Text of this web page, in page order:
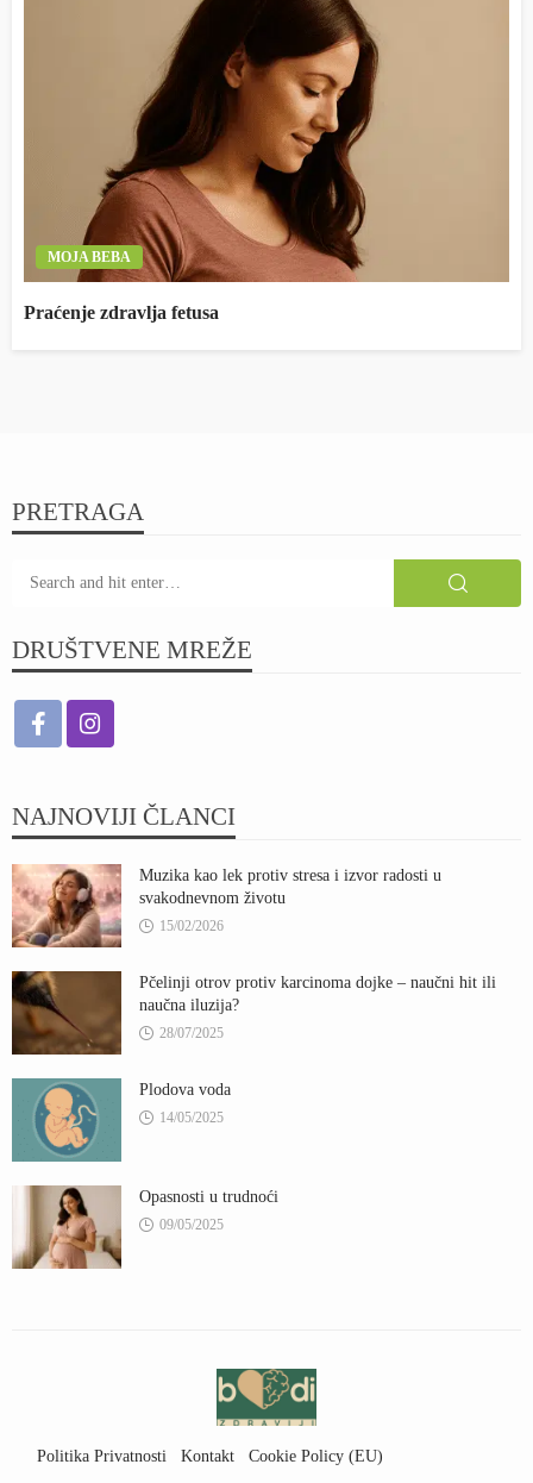
MOJA BEBA
Praćenje zdravlja fetusa
PRETRAGA
DRUŠTVENE MREŽE
NAJNOVIJI ČLANCI
Muzika kao lek protiv stresa i izvor radosti u
svakodnevnom životu
15/02/2026
Pčelinji otrov protiv karcinoma dojke – naučni hit ili
naučna iluzija?
28/07/2025
Plodova voda
14/05/2025
Opasnosti u trudnoći
09/05/2025
Politika Privatnosti Kontakt Cookie Policy (EU)